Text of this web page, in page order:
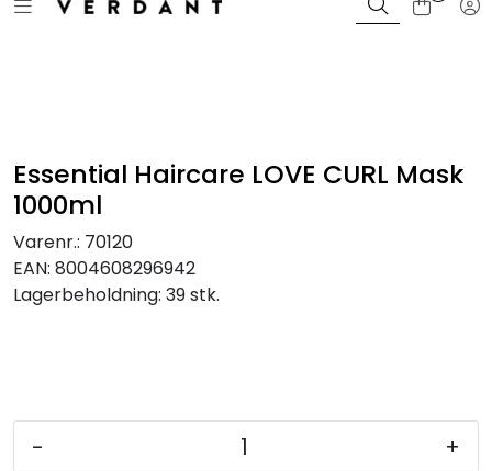
Skip to main contentBli Kunde / Logg inn
Toggle navigation
Essential Haircare LOVE CURL Mask
1000ml
Varenr.: 70120
EAN: 8004608296942
Lagerbeholdning: 39 stk.
- +
Sortiment
Kampanjer